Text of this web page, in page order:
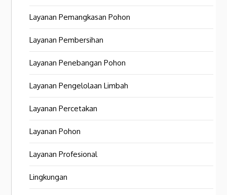
Layanan Pemangkasan Pohon
Layanan Pembersihan
Layanan Penebangan Pohon
Layanan Pengelolaan Limbah
Layanan Percetakan
Layanan Pohon
Layanan Profesional
Lingkungan